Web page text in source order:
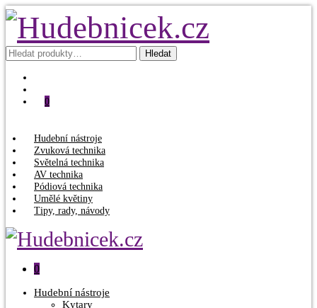
Hledat: Hledat
0
Hudební nástroje
Zvuková technika
Světelná technika
AV technika
Pódiová technika
Umělé květiny
Tipy, rady, návody
0
Hudební nástroje
Kytary